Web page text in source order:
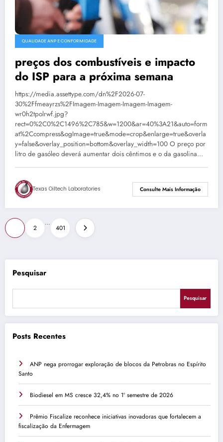
QUALIDADE ANP E CONFORMIDADE
preços dos combustíveis e impacto
do ISP para a próxima semana
https://media.assettype.com/dn%2F2026-07-
30%2Ffmeayrzs%2FImagem-Imagem-Imagem-Imagem-
wr0h2tpolrwf.jpg?
rect=0%2C0%2C1496%2C785&w=1200&ar=40%3A21&auto=form
at%2Ccompress&ogImage=true&mode=crop&enlarge=true&overla
y=false&overlay_position=bottom&overlay_width=100 O preço por
litro de gasóleo deverá aumentar dois cêntimos e o da gasolina…
Texas Oiltech Laboratories Consulte Mais Informação
Paginação
de
posts
2
…
401
Pesquisar
Pesquisar
Posts Recentes
ANP nega prorrogar exploração de blocos da Petrobras no Espírito
Santo
Biodiesel em MS cresce 32,4% no 1º semestre de 2026
Prêmio Fiscalize reconhece iniciativas inovadoras que fortalecem a
fiscalização da Enfermagem